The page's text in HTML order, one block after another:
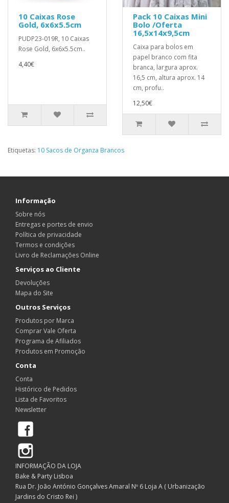
10 Caixas Rose
Gold, 6x6x5.5cm
PUDP23-019R, 10 Caixas
Rose Gold, 6x6x5.5cm..
4,40€
Pack 10 Caixas Mini
Bolo /Oferta
16,5x14x9,5cm
Caixa para bolos em
papel branco com fita
branca, largura aprox.
16,5 cm, altura aprox. 14
cm, profu..
12,50€
Etiquetas: 10 Sacos de Organza Brancos
Informação
Sobre nós
Entregas e portes de envio
Política de privacidade
Termos e condições
Livro de Reclamações Online
Serviços ao Cliente
Devoluções
Mapa do Site
Outros Serviços
Produtos por Marca
Comprar Vale Oferta
Programa de Afiliados
Produtos em Promoção
Conta
Conta
Histórico de Pedidos
Lista de Favoritos
Newsletter
INFORMAÇÃO DA LOJA
Bake & Party Lisboa
Rua Dr. João António Gonçalves Amaral Nº 6 Loja A ( Urbanização
Jardins do Cristo Rei )